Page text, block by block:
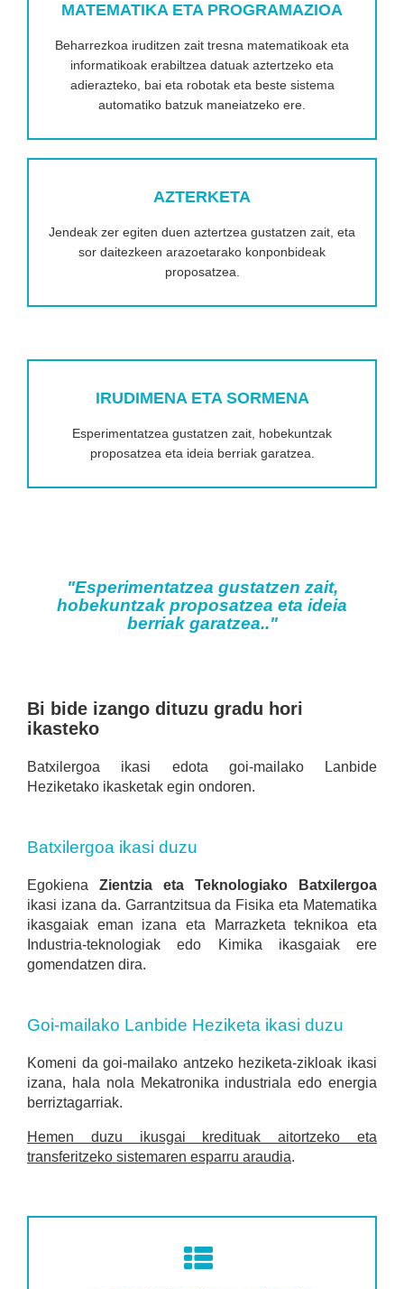
MATEMATIKA ETA PROGRAMAZIOA
Beharrezkoa iruditzen zait tresna matematikoak eta
informatikoak erabiltzea datuak aztertzeko eta
adierazteko, bai eta robotak eta beste sistema
automatiko batzuk maneiatzeko ere.
AZTERKETA
Jendeak zer egiten duen aztertzea gustatzen zait, eta
sor daitezkeen arazoetarako konponbideak
proposatzea.
IRUDIMENA ETA SORMENA
Esperimentatzea gustatzen zait, hobekuntzak
proposatzea eta ideia berriak garatzea.
"Esperimentatzea gustatzen zait,
hobekuntzak proposatzea eta ideia
berriak garatzea.."
Bi bide izango dituzu gradu hori
ikasteko
Batxilergoa ikasi edota goi-mailako Lanbide
Heziketako ikasketak egin ondoren.
Batxilergoa ikasi duzu
Egokiena Zientzia eta Teknologiako Batxilergoa
ikasi izana da. Garrantzitsua da Fisika eta Matematika
ikasgaiak eman izana eta Marrazketa teknikoa eta
Industria-teknologiak edo Kimika ikasgaiak ere
gomendatzen dira.
Goi-mailako Lanbide Heziketa ikasi duzu
Komeni da goi-mailako antzeko heziketa-zikloak ikasi
izana, hala nola Mekatronika industriala edo energia
berriztagarriak.
Hemen duzu ikusgai kredituak aitortzeko eta
transferitzeko sistemaren esparru araudia.